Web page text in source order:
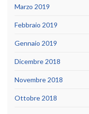
Marzo 2019
Febbraio 2019
Gennaio 2019
Dicembre 2018
Novembre 2018
Ottobre 2018